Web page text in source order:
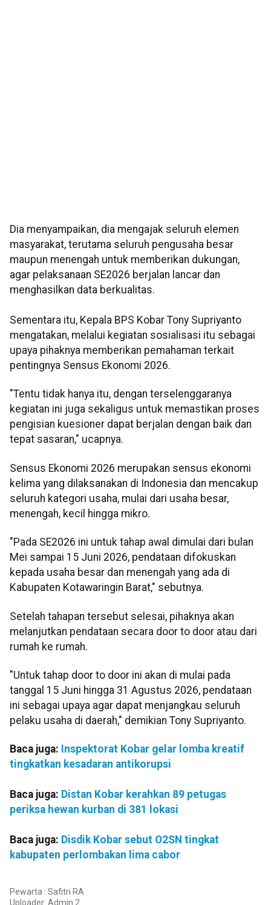
Dia menyampaikan, dia mengajak seluruh elemen
masyarakat, terutama seluruh pengusaha besar
maupun menengah untuk memberikan dukungan,
agar pelaksanaan SE2026 berjalan lancar dan
menghasilkan data berkualitas.
Sementara itu, Kepala BPS Kobar Tony Supriyanto
mengatakan, melalui kegiatan sosialisasi itu sebagai
upaya pihaknya memberikan pemahaman terkait
pentingnya Sensus Ekonomi 2026.
"Tentu tidak hanya itu, dengan terselenggaranya
kegiatan ini juga sekaligus untuk memastikan proses
pengisian kuesioner dapat berjalan dengan baik dan
tepat sasaran," ucapnya.
Sensus Ekonomi 2026 merupakan sensus ekonomi
kelima yang dilaksanakan di Indonesia dan mencakup
seluruh kategori usaha, mulai dari usaha besar,
menengah, kecil hingga mikro.
"Pada SE2026 ini untuk tahap awal dimulai dari bulan
Mei sampai 15 Juni 2026, pendataan difokuskan
kepada usaha besar dan menengah yang ada di
Kabupaten Kotawaringin Barat," sebutnya.
Setelah tahapan tersebut selesai, pihaknya akan
melanjutkan pendataan secara door to door atau dari
rumah ke rumah.
"Untuk tahap door to door ini akan di mulai pada
tanggal 15 Juni hingga 31 Agustus 2026, pendataan
ini sebagai upaya agar dapat menjangkau seluruh
pelaku usaha di daerah," demikian Tony Supriyanto.
Baca juga: Inspektorat Kobar gelar lomba kreatif
tingkatkan kesadaran antikorupsi
Baca juga: Distan Kobar kerahkan 89 petugas
periksa hewan kurban di 381 lokasi
Baca juga: Disdik Kobar sebut O2SN tingkat
kabupaten perlombakan lima cabor
Pewarta : Safitri RA
Uploader: Admin 2